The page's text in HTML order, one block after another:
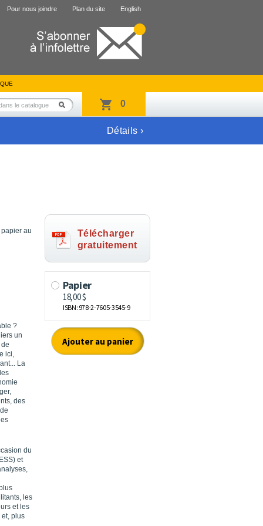
Pour nous joindre Plan du site English
0
Détails ›
au
?
un
ici,
La
des
du
et
les
et les
plus
Télécharger
gratuitement